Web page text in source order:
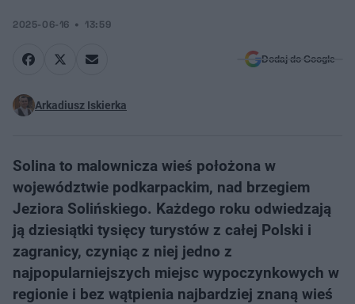
2025-06-16 13:59
Dodaj do Google
Arkadiusz Iskierka
Solina to malownicza wieś położona w
województwie podkarpackim, nad brzegiem
Jeziora Solińskiego. Każdego roku odwiedzają
ją dziesiątki tysięcy turystów z całej Polski i
zagranicy, czyniąc z niej jedno z
najpopularniejszych miejsc wypoczynkowych w
regionie i bez wątpienia najbardziej znaną wieś